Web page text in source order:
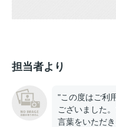
担当者より
"この度はご利
ございました
言葉をいただ